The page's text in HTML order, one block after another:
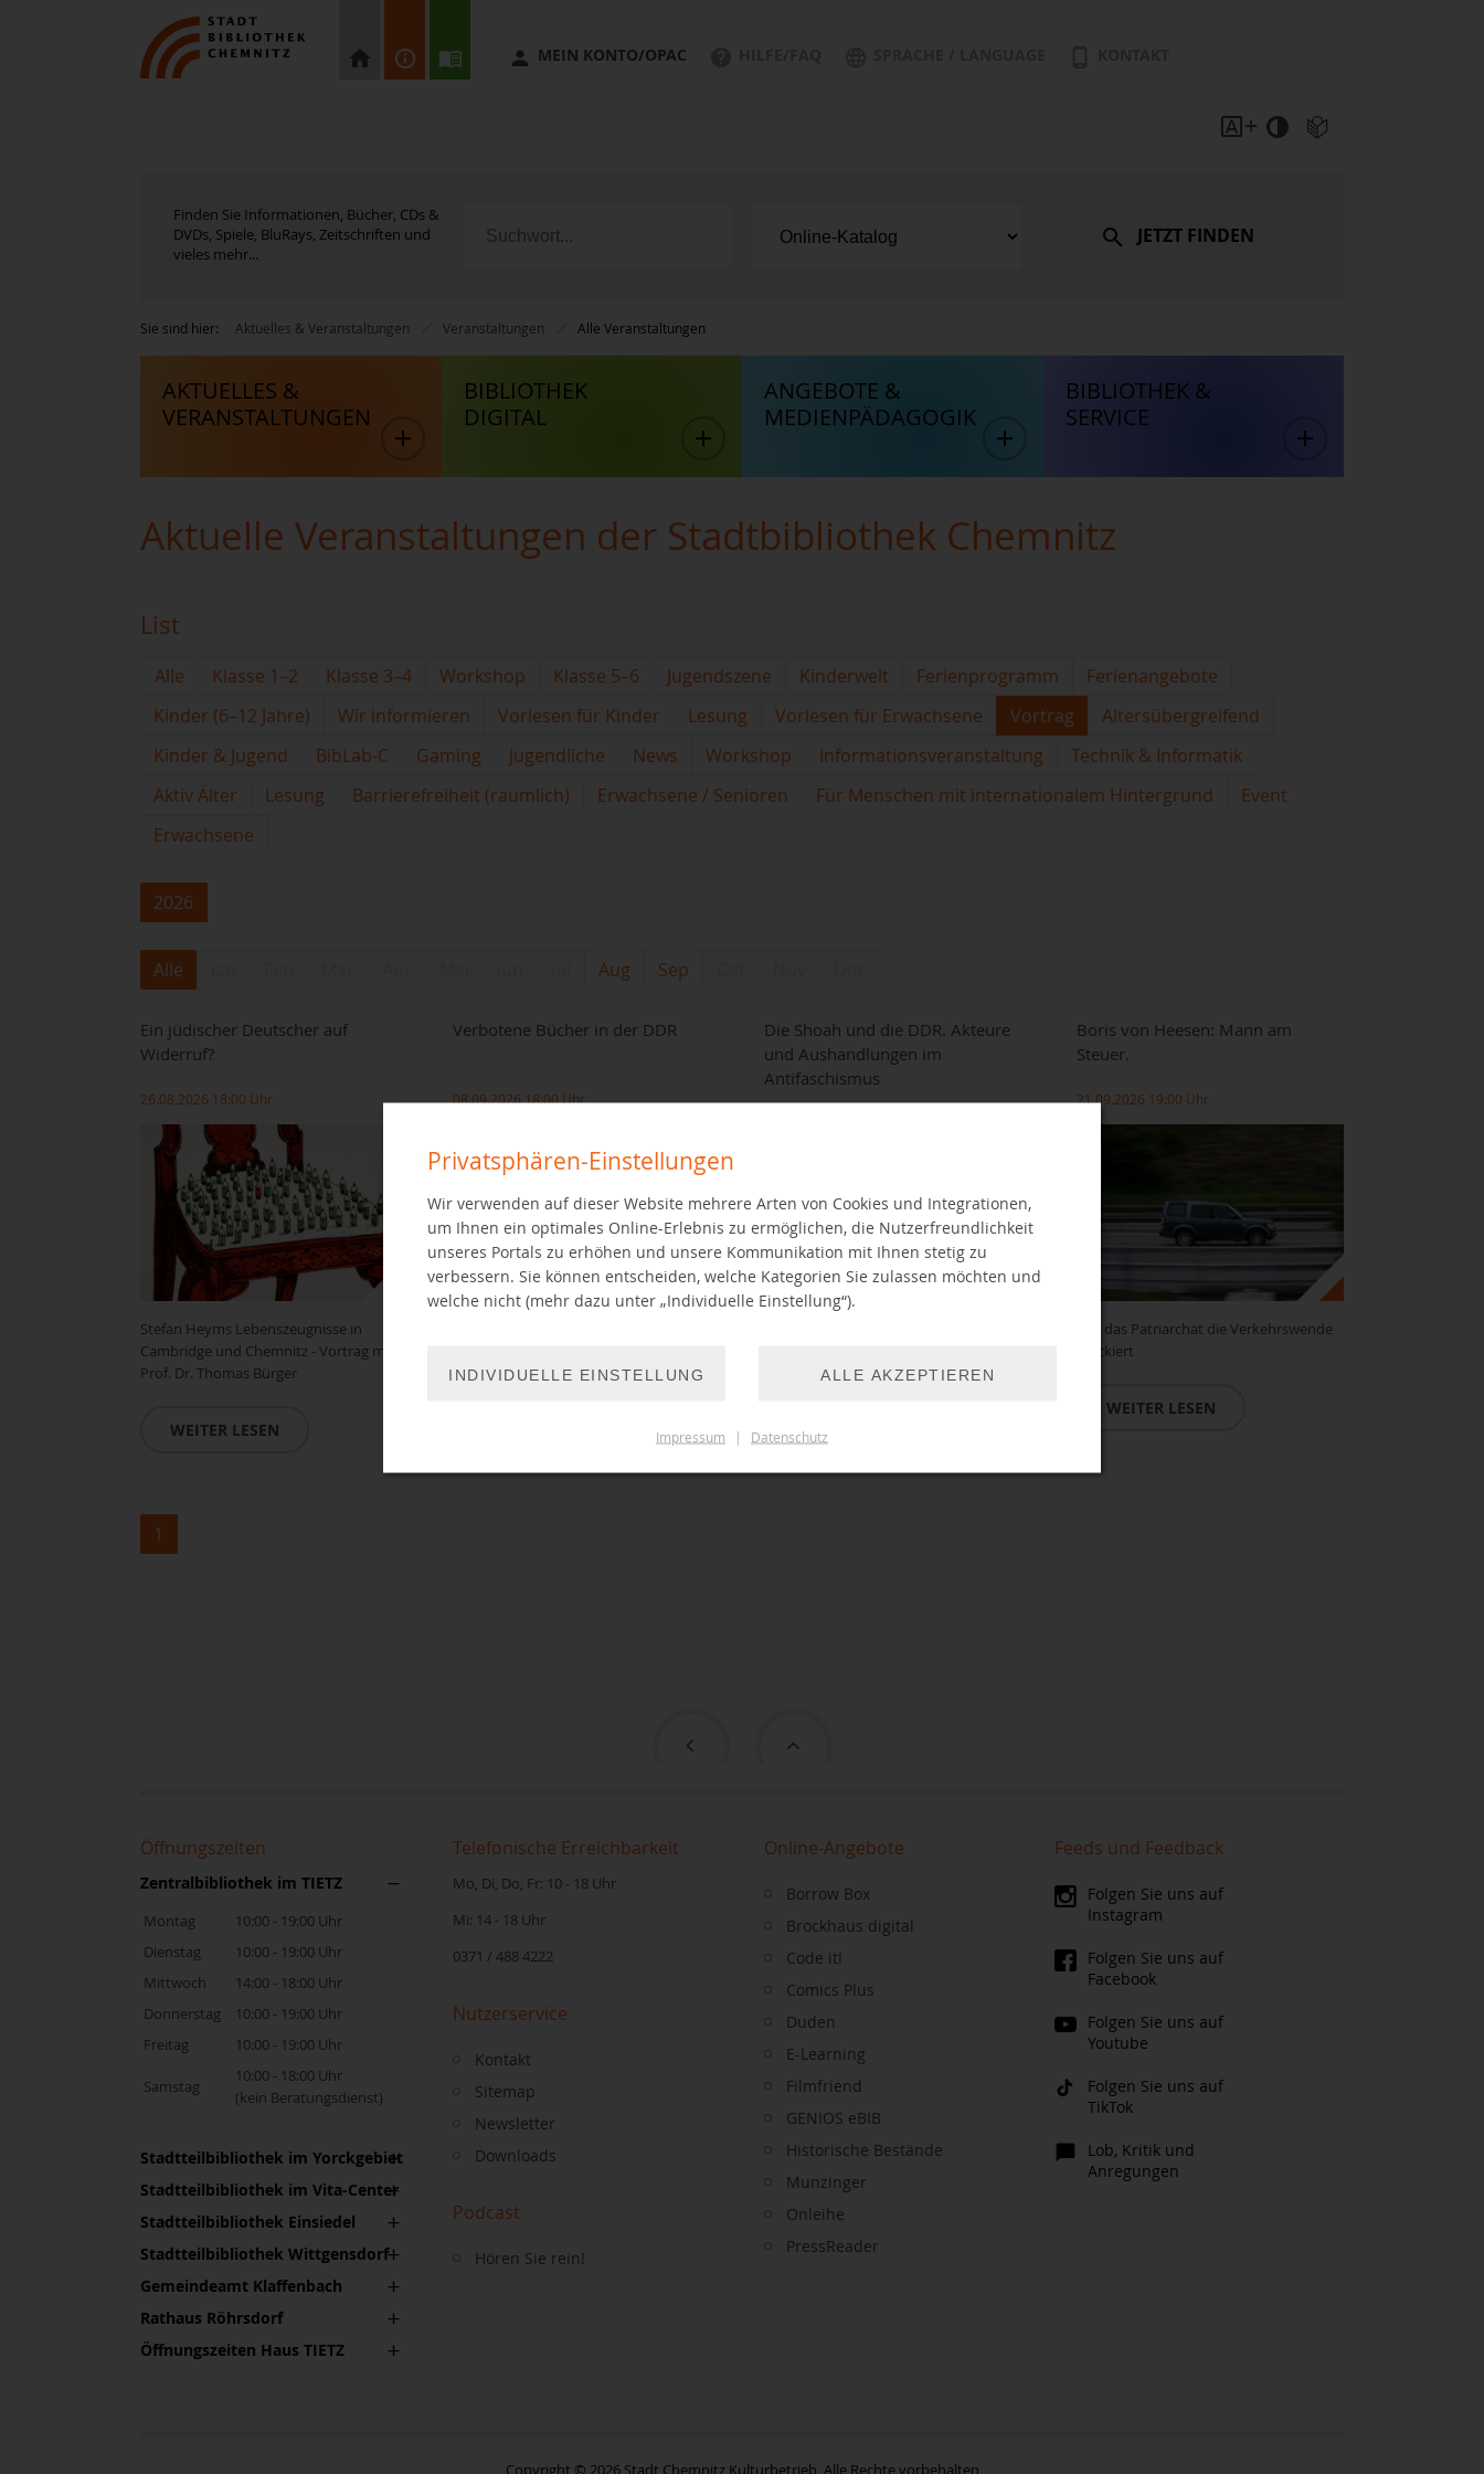
MEIN KONTO/OPAC
Finden Sie Informationen, Bücher, CDs &
DVDs, Spiele, BluRays, Zeitschriften und
vieles mehr...
JETZT FINDEN
Sie sind hier: Aktuelles & Veranstaltungen Veranstaltungen Alle Veranstaltungen
AKTUELLES &
VERANSTALTUNGEN
BIBLIOTHEK
DIGITAL
ANGEBOTE &
MEDIENPÄDAGOGIK
BIBLIOTHEK &
SERVICE
Aktuelle Veranstaltungen der Stadtbibliothek Chemnitz
List
Alle Klasse 1–2 Klasse 3–4 Workshop Klasse 5–6 Jugendszene Kinderwelt Ferienprogramm
Ferienangebote
Kinder (6–12 Jahre)
Wir informieren Vorlesen für Kinder Lesung Vorlesen für Erwachsene Vortrag
Altersübergreifend
Kinder & Jugend
BibLab-C Gaming Jugendliche News Workshop Informationsveranstaltung
Technik & Informatik
Aktiv Älter
Lesung Barrierefreiheit (räumlich) Erwachsene / Senioren Für Menschen mit internationalem Hintergrund
Event
Erwachsene
2026
Alle Aug Sep
Ein jüdischer Deutscher auf
Widerruf?
26.08.2026 18:00 Uhr
Stefan Heyms Lebenszeugnisse in
Cambridge und Chemnitz - Vortrag mit
Prof. Dr. Thomas Bürger
WEITER LESEN
Verbotene Bücher in der DDR
08.09.2026 18:00 Uhr
WEITER LESEN
Die Shoah und die DDR. Akteure
und Aushandlungen im
Antifaschismus
Boris von Heesen: Mann am
Steuer.
21.09.2026 19:00 Uhr
Wie das Patriarchat die Verkehrswende
blockiert
WEITER LESEN
1
Öffnungszeiten
Zentralbibliothek im TIETZ
Montag
10:00 - 19:00 Uhr
Dienstag
10:00 - 19:00 Uhr
Mittwoch
14:00 - 18:00 Uhr
Donnerstag
10:00 - 19:00 Uhr
Freitag
10:00 - 19:00 Uhr
Samstag
10:00 - 18:00 Uhr
(kein Beratungsdienst)
Stadtteilbibliothek im Yorckgebiet
Stadtteilbibliothek im Vita-Center
Stadtteilbibliothek Einsiedel
Stadtteilbibliothek Wittgensdorf
Gemeindeamt Klaffenbach
Rathaus Röhrsdorf
Öffnungszeiten Haus TIETZ
Telefonische Erreichbarkeit
Mo, Di, Do, Fr: 10 - 18 Uhr
Mi: 14 - 18 Uhr
0371 / 488 4222
Nutzerservice
Kontakt
Sitemap
Newsletter
Downloads
Podcast
Hören Sie rein!
Online-Angebote
Borrow Box
Brockhaus digital
Code it!
Comics Plus
Duden
E-Learning
Filmfriend
GENIOS eBIB
Historische Bestände
Munzinger
Onleihe
PressReader
Feeds und Feedback
Folgen Sie uns auf
Instagram
Folgen Sie uns auf
Facebook
Folgen Sie uns auf
Youtube
Folgen Sie uns auf
TikTok
Lob, Kritik und
Anregungen
Copyright © 2026 Stadt Chemnitz Kulturbetrieb, Alle Rechte vorbehalten
Privatsphären-Einstellungen
Wir verwenden auf dieser Website mehrere Arten von Cookies und Integrationen,
um Ihnen ein optimales Online-Erlebnis zu ermöglichen, die Nutzerfreundlichkeit
unseres Portals zu erhöhen und unsere Kommunikation mit Ihnen stetig zu
verbessern. Sie können entscheiden, welche Kategorien Sie zulassen möchten und
welche nicht (mehr dazu unter „Individuelle Einstellung“).
INDIVIDUELLE EINSTELLUNG ALLE AKZEPTIEREN
Impressum | Datenschutz